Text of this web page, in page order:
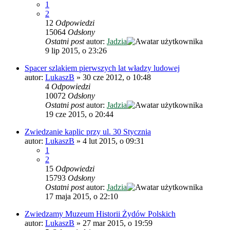
1
2
12 Odpowiedzi
15064 Odsłony
Ostatni postautor: Jadzia
9 lip 2015, o 23:26
Spacer szlakiem pierwszych lat władzy ludowej
autor: LukaszB » 30 cze 2012, o 10:48
4 Odpowiedzi
10072 Odsłony
Ostatni postautor: Jadzia
19 cze 2015, o 20:44
Zwiedzanie kaplic przy ul. 30 Stycznia
autor: LukaszB » 4 lut 2015, o 09:31
1
2
15 Odpowiedzi
15793 Odsłony
Ostatni postautor: Jadzia
17 maja 2015, o 22:10
Zwiedzamy Muzeum Historii Żydów Polskich
autor: LukaszB » 27 mar 2015, o 19:59